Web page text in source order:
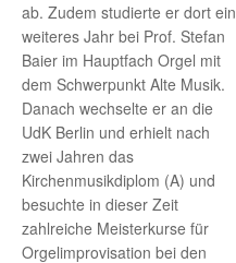
ab. Zudem studierte er dort ein
weiteres Jahr bei Prof. Stefan
Baier im Hauptfach Orgel mit
dem Schwerpunkt Alte Musik.
Danach wechselte er an die
UdK Berlin und erhielt nach
zwei Jahren das
Kirchenmusikdiplom (A) und
besuchte in dieser Zeit
zahlreiche Meisterkurse für
Orgelimprovisation bei den